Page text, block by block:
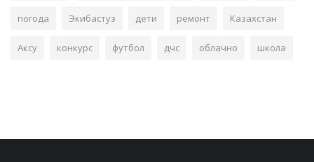
погода Экибастуз дети ремонт Казахстан
Аксу конкурс футбол дчс облачно школа